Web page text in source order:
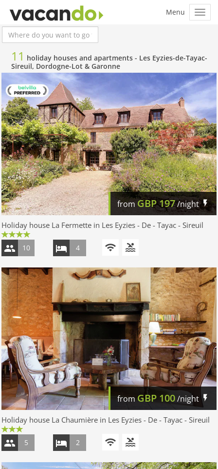
11 holiday houses and apartments - Les Eyzies-de-Tayac-
Sireuil, Dordogne-Lot & Garonne
from GBP197/night
Holiday house La Fermette in Les Eyzies - De - Tayac - Sireuil
10 4
fromGBP 100/night
Holiday house La Chaumière in Les Eyzies - De - Tayac - Sireuil
5 2